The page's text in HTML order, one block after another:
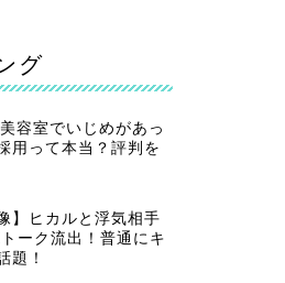
グ
容室でいじめがあっ
用って本当？評判を
】ヒカルと浮気相手
ーク流出！普通にキ
題！